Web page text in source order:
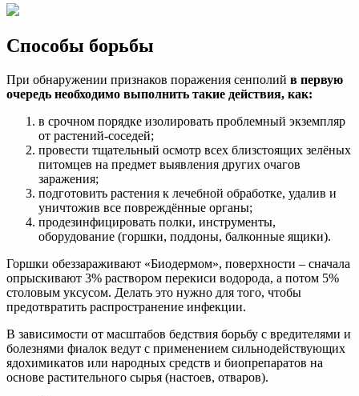
Способы борьбы
При обнаружении признаков поражения сенполий в первую
очередь необходимо выполнить такие действия, как:
в срочном порядке изолировать проблемный экземпляр
от растений-соседей;
провести тщательный осмотр всех близстоящих зелёных
питомцев на предмет выявления других очагов
заражения;
подготовить растения к лечебной обработке, удалив и
уничтожив все повреждённые органы;
продезинфицировать полки, инструменты,
оборудование (горшки, поддоны, балконные ящики).
Горшки обеззараживают «Биодермом», поверхности – сначала
опрыскивают 3% раствором перекиси водорода, а потом 5%
столовым уксусом. Делать это нужно для того, чтобы
предотвратить распространение инфекции.
В зависимости от масштабов бедствия борьбу с вредителями и
болезнями фиалок ведут с применением сильнодействующих
ядохимикатов или народных средств и биопрепаратов на
основе растительного сырья (настоев, отваров).